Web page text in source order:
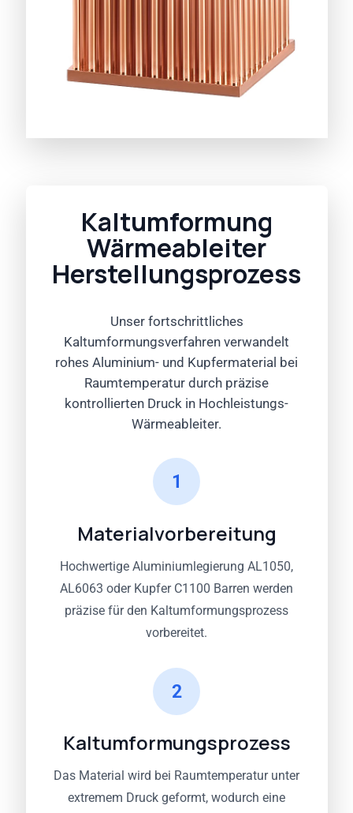
Kaltumformung
Wärmeableiter
Herstellungsprozess
Unser fortschrittliches
Kaltumformungsverfahren verwandelt
rohes Aluminium- und Kupfermaterial bei
Raumtemperatur durch präzise
kontrollierten Druck in Hochleistungs-
Wärmeableiter.
1
Materialvorbereitung
Hochwertige Aluminiumlegierung AL1050,
AL6063 oder Kupfer C1100 Barren werden
präzise für den Kaltumformungsprozess
vorbereitet.
2
Kaltumformungsprozess
Das Material wird bei Raumtemperatur unter
extremem Druck geformt, wodurch eine